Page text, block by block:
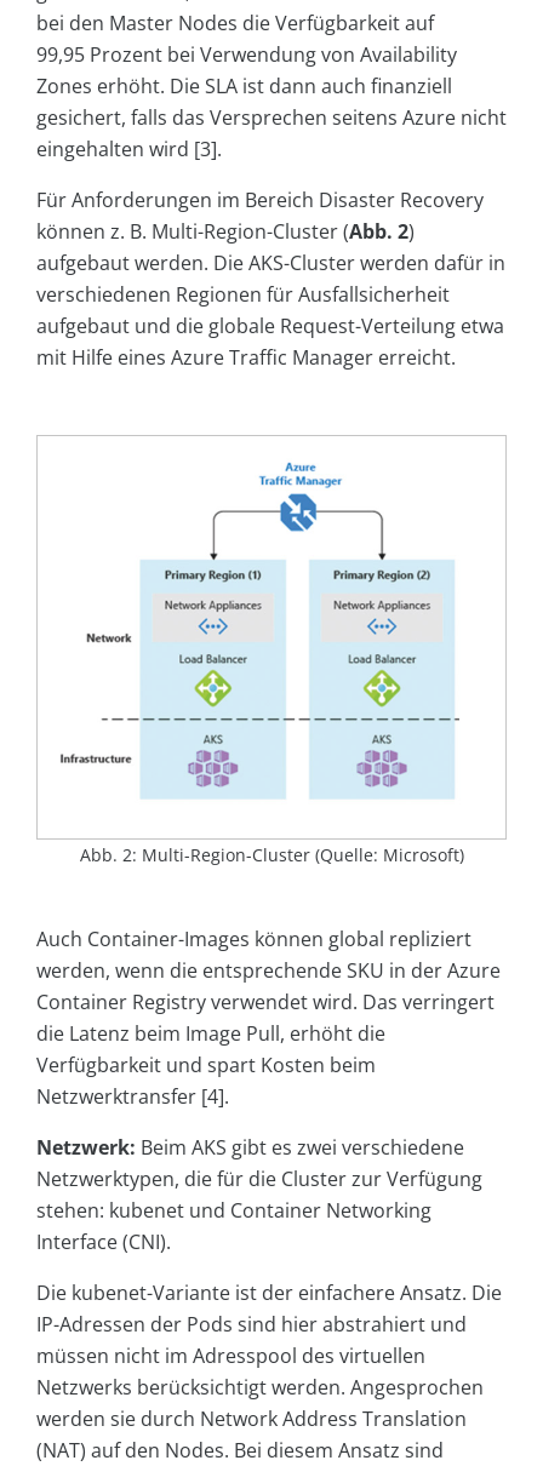
bei den Master Nodes die Verfügbarkeit auf
99,95 Prozent bei Verwendung von Availability
Zones erhöht. Die SLA ist dann auch finanziell
gesichert, falls das Versprechen seitens Azure nicht
eingehalten wird [3].
Für Anforderungen im Bereich Disaster Recovery
können z. B. Multi-Region-Cluster (Abb. 2)
aufgebaut werden. Die AKS-Cluster werden dafür in
verschiedenen Regionen für Ausfallsicherheit
aufgebaut und die globale Request-Verteilung etwa
mit Hilfe eines Azure Traffic Manager erreicht.
Abb. 2: Multi-Region-Cluster (Quelle: Microsoft)
Auch Container-Images können global repliziert
werden, wenn die entsprechende SKU in der Azure
Container Registry verwendet wird. Das verringert
die Latenz beim Image Pull, erhöht die
Verfügbarkeit und spart Kosten beim
Netzwerktransfer [4].
Netzwerk: Beim AKS gibt es zwei verschiedene
Netzwerktypen, die für die Cluster zur Verfügung
stehen: kubenet und Container Networking
Interface (CNI).
Die kubenet-Variante ist der einfachere Ansatz. Die
IP-Adressen der Pods sind hier abstrahiert und
müssen nicht im Adresspool des virtuellen
Netzwerks berücksichtigt werden. Angesprochen
werden sie durch Network Address Translation
(NAT) auf den Nodes. Bei diesem Ansatz sind